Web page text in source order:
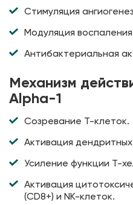
Стимуляция
Модуляция
Антибактериальная
Механизм
Alpha-1
Созревание Т-клеток.
Активация
Усиление функции Т-
Активация
(CD8+) и NK-клеток.